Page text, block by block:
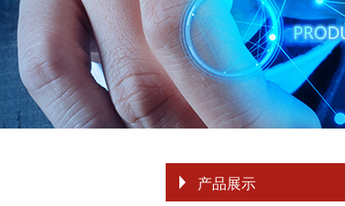
产品展示